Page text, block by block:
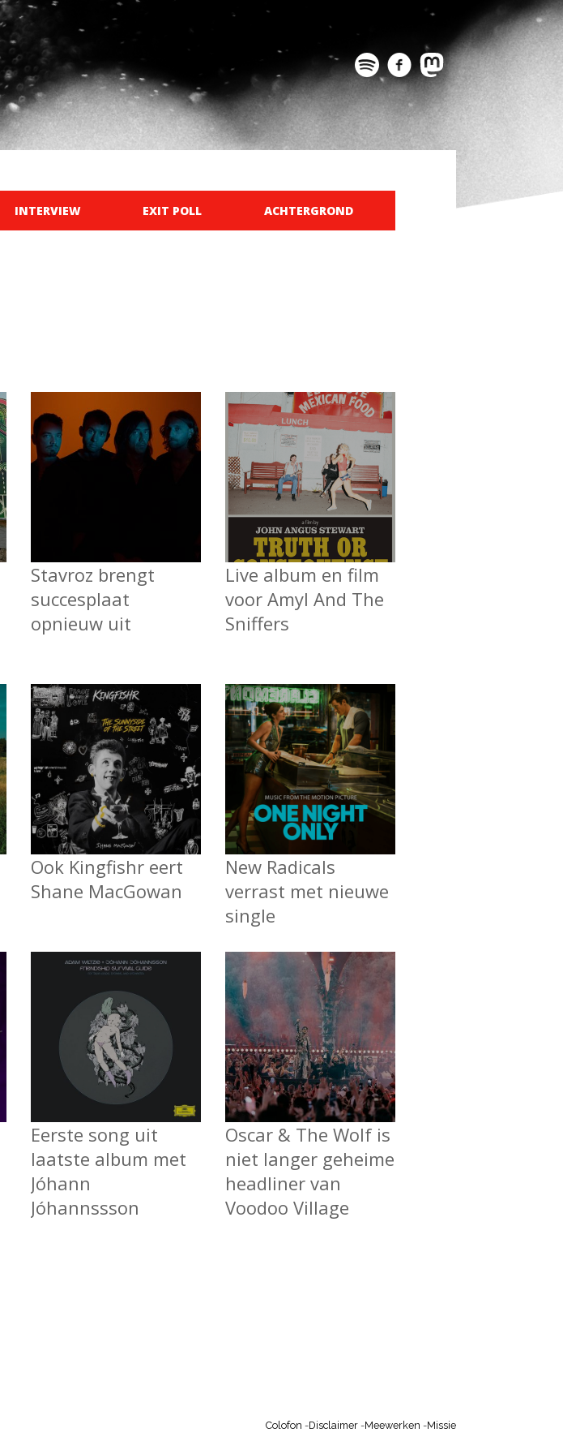
INTERVIEW EXIT POLL ACHTERGROND
Stavroz brengt
succesplaat
opnieuw uit
Live album en film
voor Amyl And The
Sniffers
Ook Kingfishr eert
Shane MacGowan
New Radicals
verrast met nieuwe
single
Eerste song uit
laatste album met
Jóhann
Jóhannssson
Oscar & The Wolf is
niet langer geheime
headliner van
Voodoo Village
Colofon -Disclaimer -Meewerken -Missie